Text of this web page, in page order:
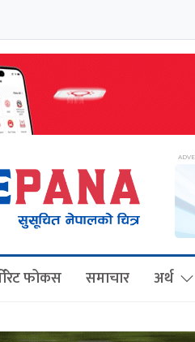
फोकस समाचार अर्थ